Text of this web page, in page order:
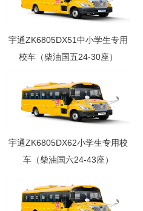
宇通ZK6805DX51中小学生专用
校车（柴油国五24-30座）
宇通ZK6805DX62小学生专用校
车（柴油国六24-43座）